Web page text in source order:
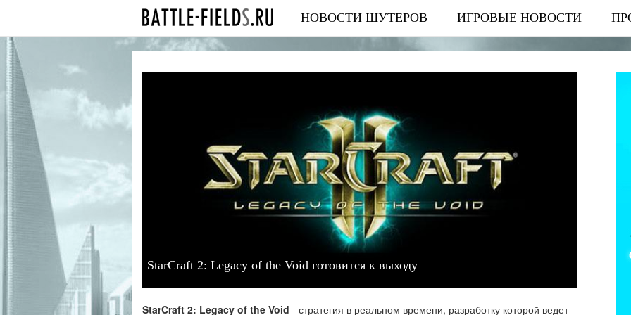
НОВОСТИ ШУТЕРОВ ИГРОВЫЕ НОВОСТИ
StarCraft 2: Legacy of the Void готовится к выходу
StarCraft 2: Legacy of the Void - стратегия в реальном времени, разработку которой ведет